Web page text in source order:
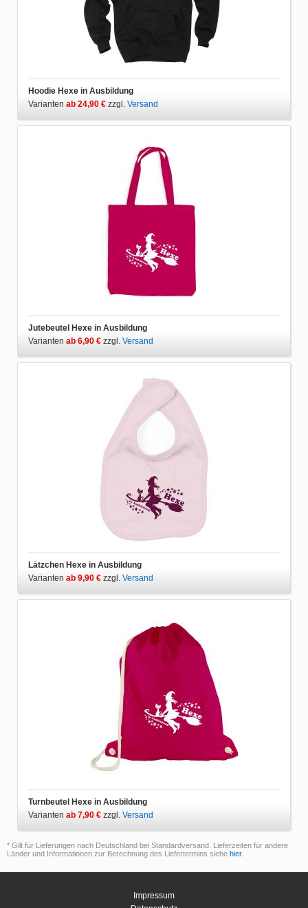
Hoodie Hexe in Ausbildung
Varianten ab 24,90 € zzgl. Versand
Jutebeutel Hexe in Ausbildung
Varianten ab 6,90 € zzgl. Versand
Lätzchen Hexe in Ausbildung
Varianten ab 9,90 € zzgl. Versand
Turnbeutel Hexe in Ausbildung
Varianten ab 7,90 € zzgl. Versand
* Gilt für Lieferungen nach Deutschland bei Standardversand. Lieferzeiten für andere
Länder und Informationen zur Berechnung des Liefertermins siehe hier.
Impressum